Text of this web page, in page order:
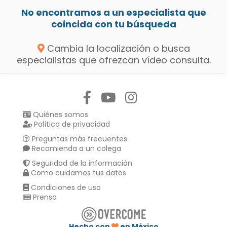
No encontramos a un especialista que
coincida con tu búsqueda
Cambia la localización o busca
especialistas que ofrezcan vídeo consulta.
Quiénes somos
Política de privacidad
Preguntas más frecuentes
Recomienda a un colega
Seguridad de la información
Como cuidamos tus datos
Condiciones de uso
Prensa